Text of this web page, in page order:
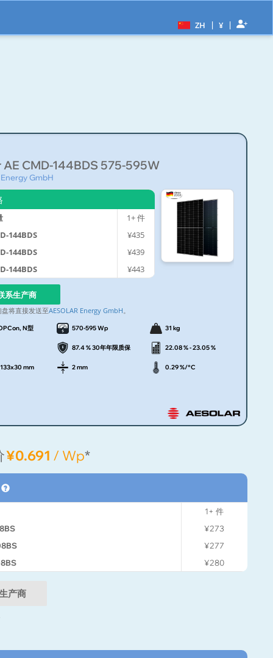
ZH | ¥ |
CMD-144BDS 575-595W
GmbH
1+件
144BDS
¥435
144BDS
¥439
144BDS
¥443
系生产商
将直接发送至AESOLAR Energy GmbH。
N型 570-595 Wp 31 kg
87.4 % 30年年限质保 22.08 % - 23.05 %
mm 2 mm 0.29 %/°C
¥0.691 / Wp*
1+件
¥273
¥277
¥280
产商